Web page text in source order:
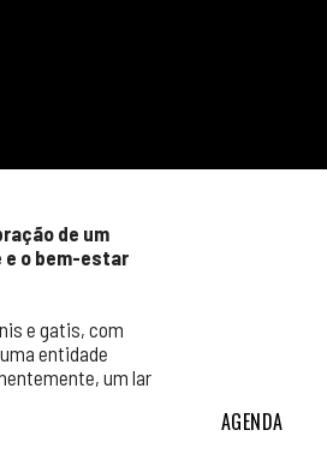
de um
e o bem-estar
e gatis, com
entidade
um lar
AGENDA